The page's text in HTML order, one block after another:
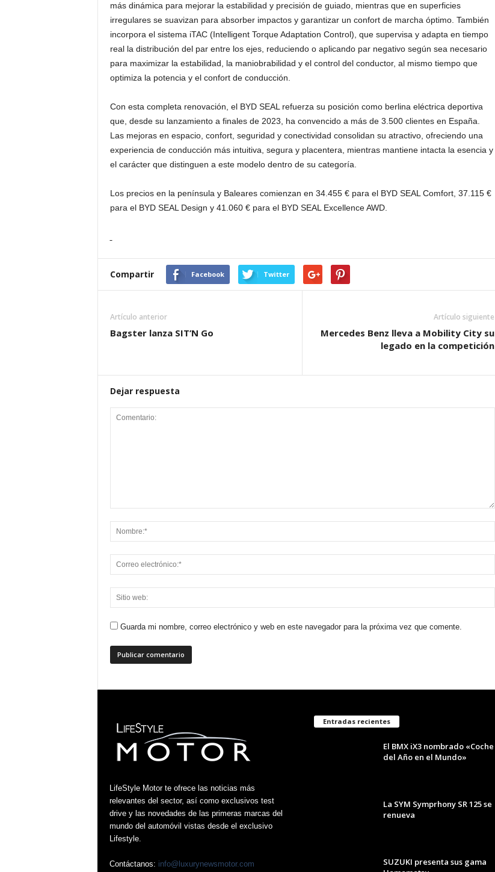
más dinámica para mejorar la estabilidad y precisión de guiado, mientras que en superficies
irregulares se suavizan para absorber impactos y garantizar un confort de marcha óptimo. También
incorpora el sistema iTAC (Intelligent Torque Adaptation Control), que supervisa y adapta en tiempo
real la distribución del par entre los ejes, reduciendo o aplicando par negativo según sea necesario
para maximizar la estabilidad, la maniobrabilidad y el control del conductor, al mismo tiempo que
optimiza la potencia y el confort de conducción.
Con esta completa renovación, el BYD SEAL refuerza su posición como berlina eléctrica deportiva
que, desde su lanzamiento a finales de 2023, ha convencido a más de 3.500 clientes en España.
Las mejoras en espacio, confort, seguridad y conectividad consolidan su atractivo, ofreciendo una
experiencia de conducción más intuitiva, segura y placentera, mientras mantiene intacta la esencia y
el carácter que distinguen a este modelo dentro de su categoría.
Los precios en la península y Baleares comienzan en 34.455 € para el BYD SEAL Comfort, 37.115 €
para el BYD SEAL Design y 41.060 € para el BYD SEAL Excellence AWD.
Compartir Facebook Twitter
Artículo anterior
Bagster lanza SIT’N Go
Artículo siguiente
Mercedes Benz lleva a Mobility City su
legado en la competición
Dejar respuesta
Guarda mi nombre, correo electrónico y web en este navegador para la próxima vez que comente.
LifeStyle Motor te ofrece las noticias más
relevantes del sector, así como exclusivos test
drive y las novedades de las primeras marcas del
mundo del automóvil vistas desde el exclusivo
Lifestyle.
Contáctanos: info@luxurynewsmotor.com
Entradas recientes
El BMX iX3 nombrado «Coche
del Año en el Mundo»
La SYM Symprhony SR 125 se
renueva
SUZUKI presenta sus gama